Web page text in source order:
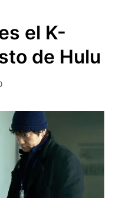
el K-
de Hulu